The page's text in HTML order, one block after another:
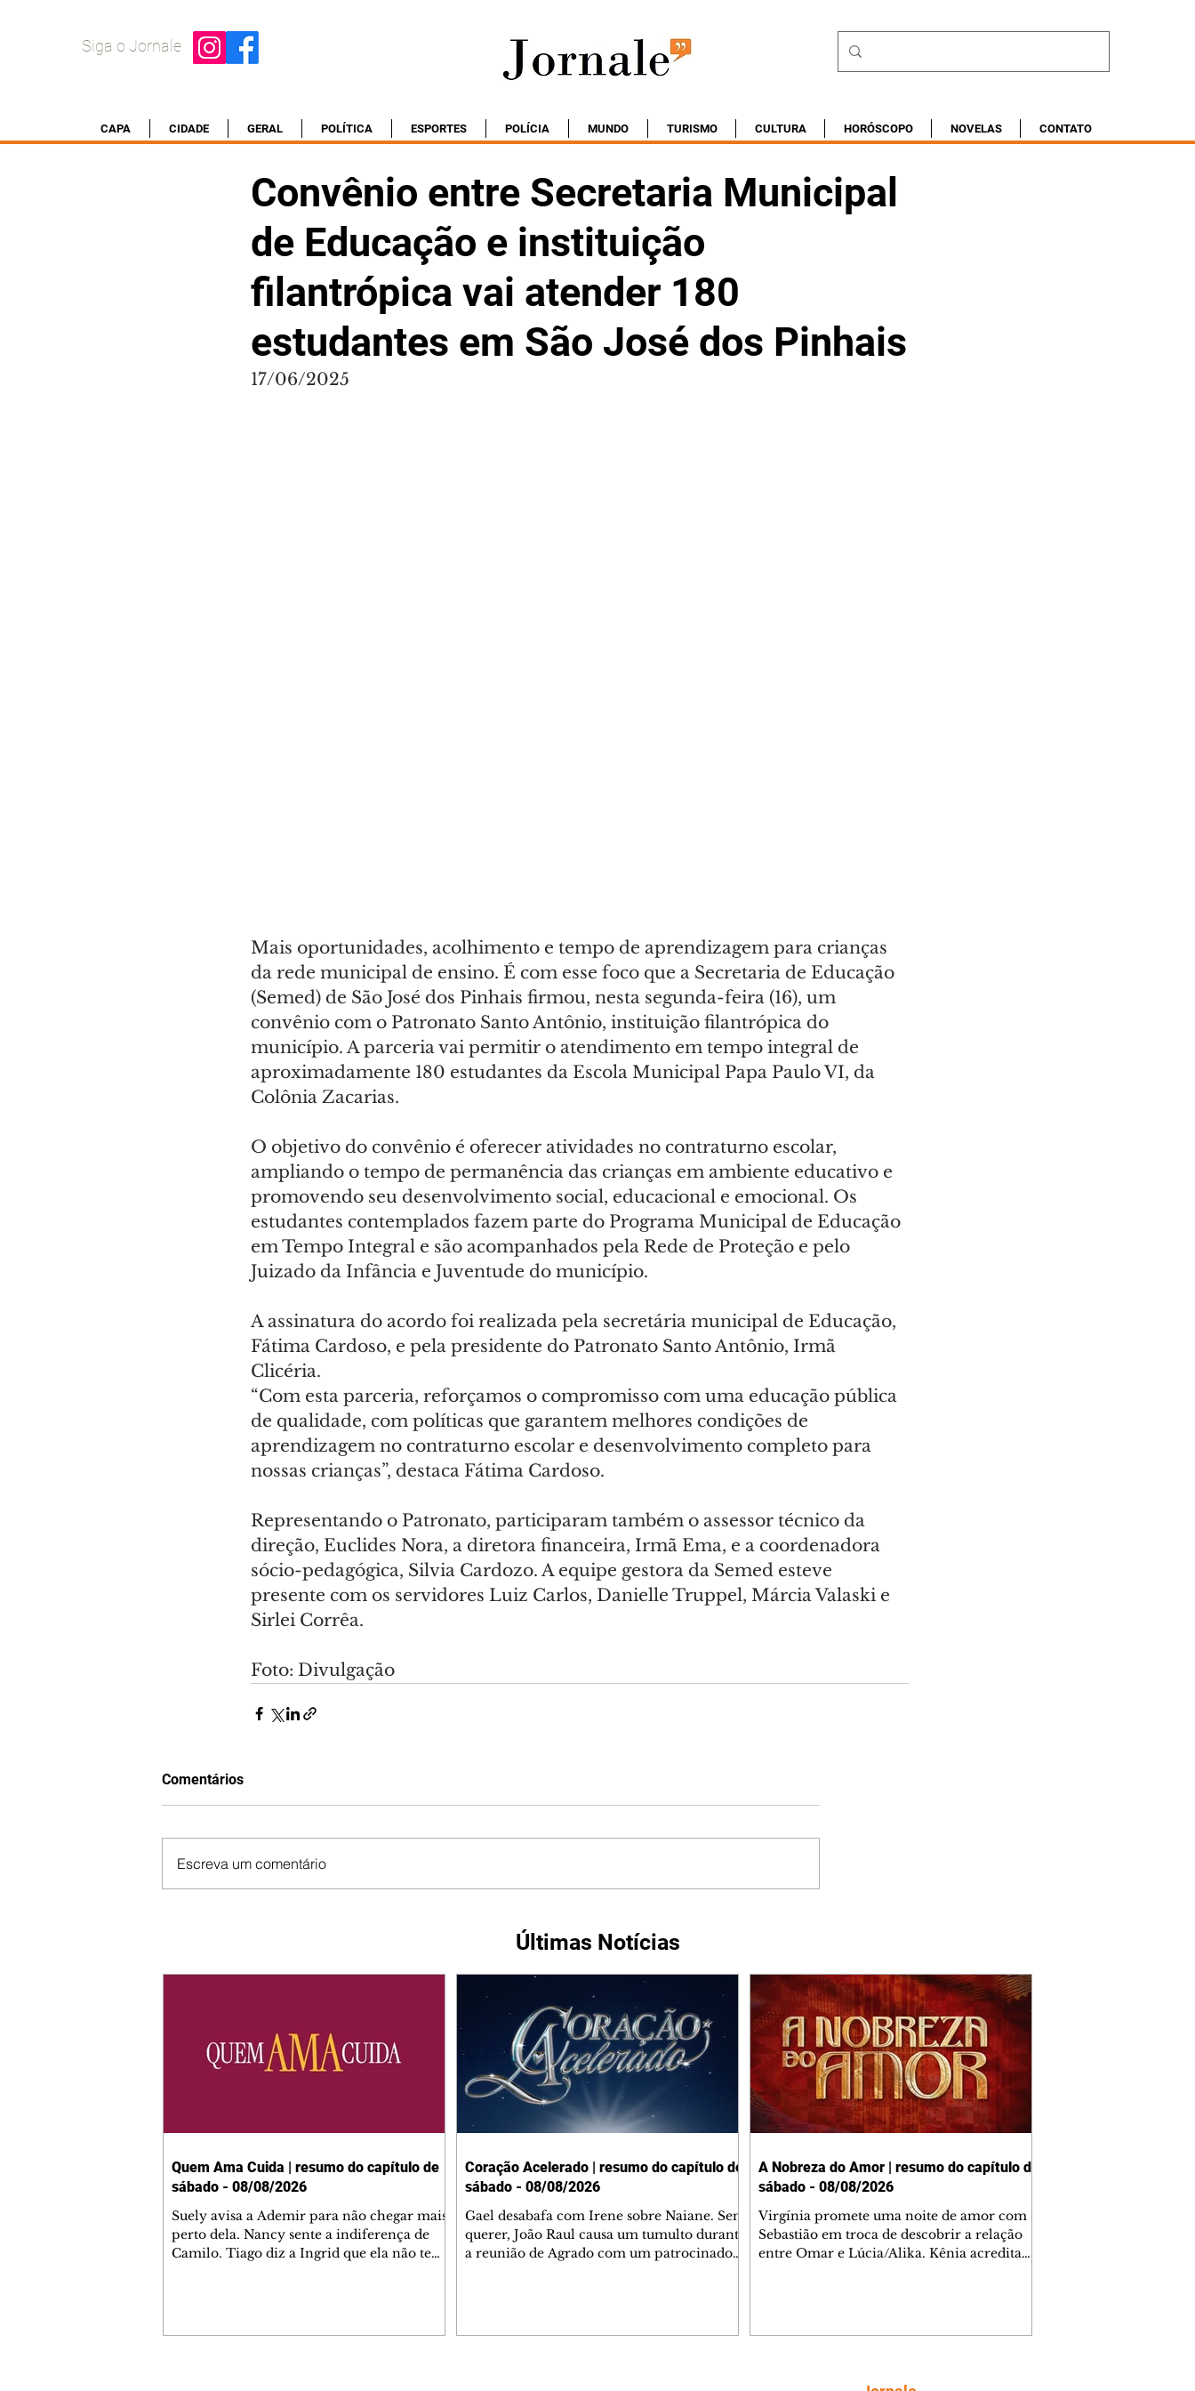
Siga o Jornale
CAPA CIDADE GERAL POLÍTICA ESPORTES POLÍCIA MUNDO TURISMO CULTURA HORÓSCOPO NOVELAS CONTATO
Convênio entre Secretaria Municipal
de Educação e instituição
filantrópica vai atender 180
estudantes em São José dos Pinhais
17/06/2025
Mais oportunidades, acolhimento e tempo de aprendizagem para crianças
da rede municipal de ensino. É com esse foco que a Secretaria de Educação
(Semed) de São José dos Pinhais firmou, nesta segunda-feira (16), um
convênio com o Patronato Santo Antônio, instituição filantrópica do
município. A parceria vai permitir o atendimento em tempo integral de
aproximadamente 180 estudantes da Escola Municipal Papa Paulo VI, da
Colônia Zacarias.
O objetivo do convênio é oferecer atividades no contraturno escolar,
ampliando o tempo de permanência das crianças em ambiente educativo e
promovendo seu desenvolvimento social, educacional e emocional. Os
estudantes contemplados fazem parte do Programa Municipal de Educação
em Tempo Integral e são acompanhados pela Rede de Proteção e pelo
Juizado da Infância e Juventude do município.
A assinatura do acordo foi realizada pela secretária municipal de Educação,
Fátima Cardoso, e pela presidente do Patronato Santo Antônio, Irmã
Clicéria.
“Com esta parceria, reforçamos o compromisso com uma educação pública
de qualidade, com políticas que garantem melhores condições de
aprendizagem no contraturno escolar e desenvolvimento completo para
nossas crianças”, destaca Fátima Cardoso.
Representando o Patronato, participaram também o assessor técnico da
direção, Euclides Nora, a diretora financeira, Irmã Ema, e a coordenadora
sócio-pedagógica, Silvia Cardozo. A equipe gestora da Semed esteve
presente com os servidores Luiz Carlos, Danielle Truppel, Márcia Valaski e
Sirlei Corrêa.
Foto: Divulgação
Comentários
Escreva um comentário
Últimas Notícias
Quem Ama Cuida | resumo do capítulo de
sábado - 08/08/2026
Suely avisa a Ademir para não chegar mais
perto dela. Nancy sente a indiferença de
Camilo. Tiago diz a Ingrid que ela não tem
Coração Acelerado | resumo do capítulo de
sábado - 08/08/2026
Gael desabafa com Irene sobre Naiane. Sem
querer, João Raul causa um tumulto durante
a reunião de Agrado com um patrocinador.
A Nobreza do Amor | resumo do capítulo de
sábado - 08/08/2026
Virgínia promete uma noite de amor com
Sebastião em troca de descobrir a relação
entre Omar e Lúcia/Alika. Kênia acredita
comentam sobre a possível jazida de